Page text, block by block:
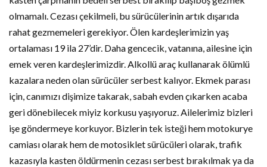
olmamalı. Cezası çekilmeli, bu sürücülerinin artık dışarıda
rahat gezmemeleri gerekiyor. Ölen kardeşlerimizin yaş
ortalaması 19 ila 27’dir. Daha gencecik, vatanına, ailesine için
emek veren kardeşlerimizdir. Alkollü araç kullanarak ölümlü
kazalara neden olan sürücüler serbest kalıyor. Ekmek parası
için, canımızı dişimize takarak, sabah evden çıkarken acaba
geri dönebilecek miyiz korkusu yaşıyoruz. Ailelerimiz bizleri
işe göndermeye korkuyor. Bizlerin tek isteği hem motokurye
camiası olarak hem de motosiklet sürücüleri olarak, trafik
kazasıyla kasten öldürmenin cezası serbest bırakılmak ya da